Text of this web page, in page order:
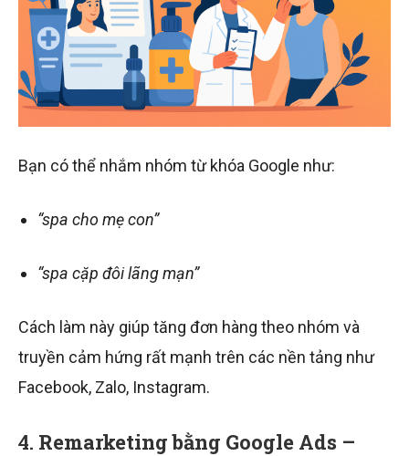
Bạn có thể nhắm nhóm từ khóa Google như:
“spa cho mẹ con”
“spa cặp đôi lãng mạn”
Cách làm này giúp tăng đơn hàng theo nhóm và
truyền cảm hứng rất mạnh trên các nền tảng như
Facebook, Zalo, Instagram.
4. Remarketing bằng Google Ads –